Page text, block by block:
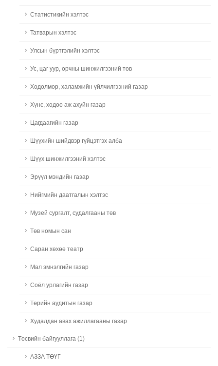
Статистикийн хэлтэс
Татварын хэлтэс
Улсын бүртгэлийн хэлтэс
Ус, цаг уур, орчны шинжилгээний төв
Хөдөлмөр, халамжийн үйлчилгээний газар
Хүнс, хөдөө аж ахуйн газар
Цагдаагийн газар
Шүүхийн шийдвэр гүйцэтгэх алба
Шүүх шинжилгээний хэлтэс
Эрүүл мэндийн газар
Нийгмийн даатгалын хэлтэс
Музей сургалт, судалгааны төв
Төв номын сан
Саран хөхөө театр
Мал эмнэлгийн газар
Соёл урлагийн газар
Төрийн аудитын газар
Худалдан авах ажиллагааны газар
Төсвийн байгууллага (1)
АЗЗА ТӨҮГ